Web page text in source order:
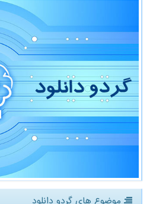
موضوع های گردو دانلود